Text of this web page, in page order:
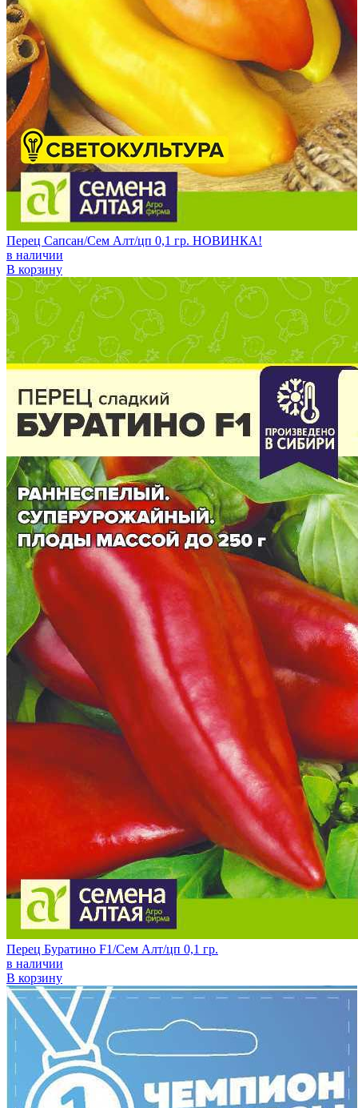
Перец Сапсан/Сем Алт/цп 0,1 гр. НОВИНКА!
в наличии
В корзину
Перец Буратино F1/Сем Алт/цп 0,1 гр.
в наличии
В корзину